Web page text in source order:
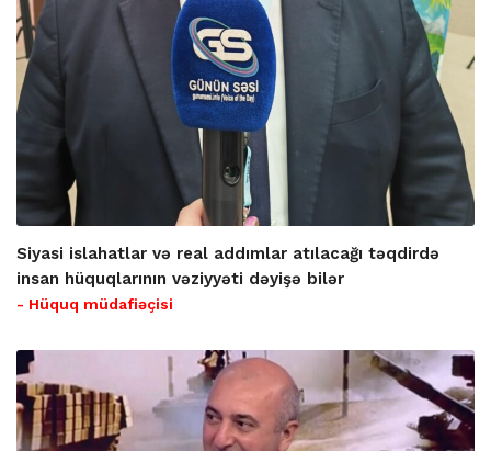
Siyasi islahatlar və real addımlar atılacağı təqdirdə
insan hüquqlarının vəziyyəti dəyişə bilər
- Hüquq müdafiəçisi